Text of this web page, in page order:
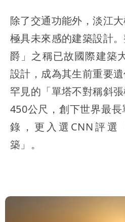
除了交通功能外，淡江
極具未來感的建築設計
爵」之稱已故國際建築
設計，成為其生前重要
罕見的「單塔不對稱斜
450公尺，創下世界最
錄，更入選CNN評選
築」。